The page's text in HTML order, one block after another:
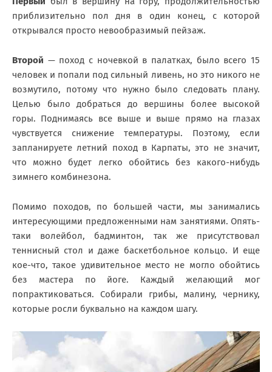
приблизительно пол дня в один конец, с которой
открывался просто невообразимый пейзаж.
Второй — поход с ночевкой в палатках, было всего 15
человек и попали под сильный ливень, но это никого не
возмутило, потому что нужно было следовать плану.
Целью было добраться до вершины более высокой
горы. Поднимаясь все выше и выше прямо на глазах
чувствуется снижение температуры. Поэтому, если
запланируете летний поход в Карпаты, это не значит,
что можно будет легко обойтись без какого-нибудь
зимнего комбинезона.
Помимо походов, по большей части, мы занимались
интересующими предложенными нам занятиями. Опять-
таки волейбол, бадминтон, так же присутствовал
теннисный стол и даже баскетбольное кольцо. И еще
кое-что, такое удивительное место не могло обойтись
без мастера по йоге. Каждый желающий мог
попрактиковаться. Собирали грибы, малину, чернику,
которые росли буквально на каждом шагу.